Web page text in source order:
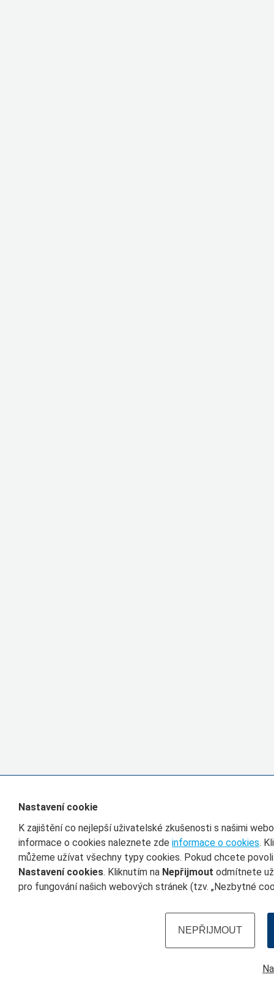
Nastavení cookie
K zajištění co nejlepší uživatelské zkušenosti s našimi
informace o cookies naleznete zde informace o cookies.
můžeme užívat všechny typy cookies. Pokud chcete
Nastavení cookies. Kliknutím na Nepřijmout odmítnete
pro fungování našich webových stránek (tzv. „Nezbytné
NEPŘIJMOUT